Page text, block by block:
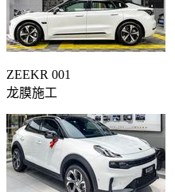
ZEEKR 001
龙膜施工